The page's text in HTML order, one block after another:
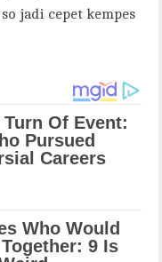
jadi cepet kempes